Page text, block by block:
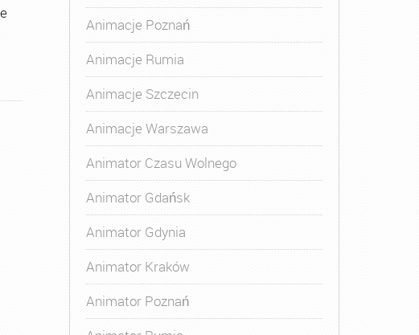
Animacje Poznań
Animacje Rumia
Animacje Szczecin
Animacje Warszawa
Animator Czasu Wolnego
Animator Gdańsk
Animator Gdynia
Animator Kraków
Animator Poznań